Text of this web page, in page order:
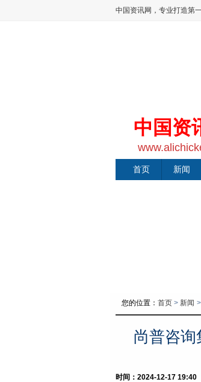
中国资讯网，专业打造第
中国资
首页 新闻
您的位置： 首页 > 新闻 >
尚普咨
时间：2024-12-17